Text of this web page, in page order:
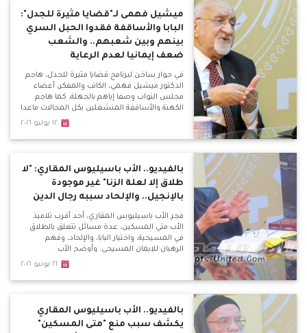
ميشيل فهمى لـ"قضايا مثيرة للجدل":
البابا والأساقفة فقدوا الحبل السري
بينهم وبين شعبهم.. والشعب
ضعف إيمانيا لعدم الرعاية
في حوار ساخن لبرنامج قضايا مثيرة للجدل، هاجم
الدكتور ميشيل فهمي، الكاتب والمفكر، أعضاء
مجلس النواب وصفا إياهم بالجهلة، كما هاجم
الكهنة والأساقفة المنشغلين بكل المجالات ماعدا
رعاية الشعب، وحذر من مؤامرة الفتنة بين
١٢ يوليو ٢٠١٦
بالفيديو.. الأب باسيليوس المقاري: "لا
طلاق إلا لعلة الزنا" غير موجودة
بالإنجيل.. والإلحاد سببه رجال الدين
فجر الأب باسيليوس المقاري، أحد أقرب تلاميذ
الأب متي المسكين، عدة مسائل تتعلق بالطلاق
في المسيحية، واختيار البابا، والإلحاد، وفهم
الرهبان للإيمان المسيحي. وأوضح الأب
باسيليوس، خلال لقائه ببرنامج قضايا مثيرة للجدل
عبارة "لا طلاق إلا لعله الزنا" غير موجودة بالكتاب
٢١ يونيو ٢٠١٦
بالفيديو.. الأب باسيليوس المقاري
يكشف سبب منع "متى المسكين"